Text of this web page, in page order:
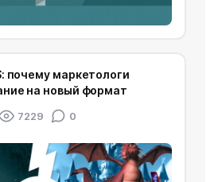
почему маркетологи
на новый формат
7229 0